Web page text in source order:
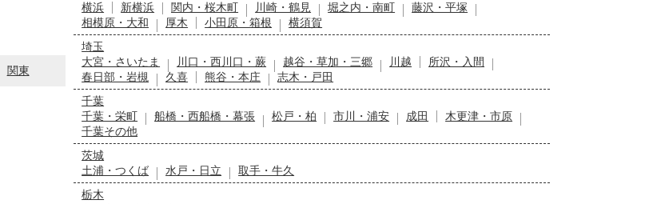
関東
横浜
新横浜 関内・桜木町 川崎・鶴見 堀之内・南町
藤沢・平塚
相模原・大和
厚木 小田原・箱根
横須賀
埼玉
大宮・さいたま
川口・西川口・蕨 越谷・草加・三郷 川越
所沢・入間
春日部・岩槻
久喜 熊谷・本庄
志木・戸田
千葉
千葉・栄町
船橋・西船橋・幕張 松戸・柏 市川・浦安 成田
木更津・市原
千葉その他
茨城
土浦・つくば
水戸・日立
取手・牛久
栃木